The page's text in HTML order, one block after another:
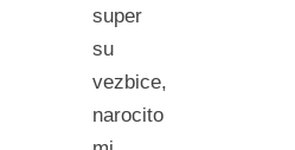
super
su
vezbice,
narocito